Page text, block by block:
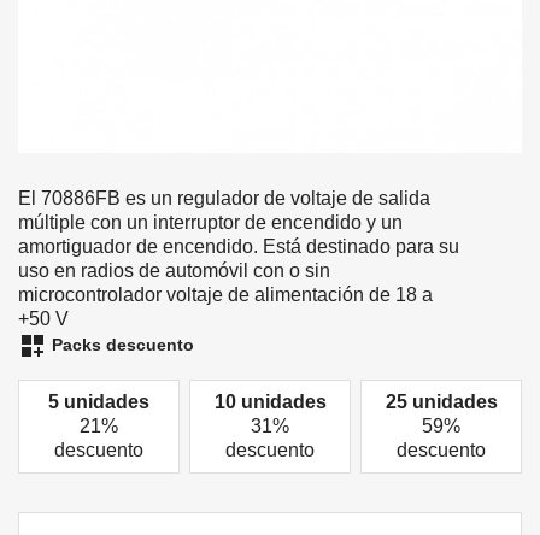
El 70886FB es un regulador de voltaje de salida
múltiple con un interruptor de encendido y un
amortiguador de encendido. Está destinado para su
uso en radios de automóvil con o sin
microcontrolador voltaje de alimentación de 18 a
+50 V
dashboard_customize Packs descuento
5 unidades
21%
descuento
10 unidades
31%
descuento
25 unidades
59%
descuento